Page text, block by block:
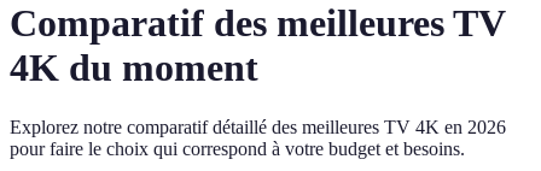
Comparatif des meilleures TV
4K du moment
Explorez notre comparatif détaillé des meilleures TV 4K en 2026
pour faire le choix qui correspond à votre budget et besoins.